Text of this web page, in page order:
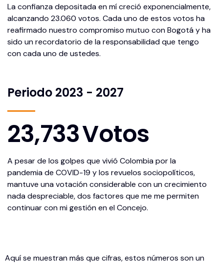
La confianza depositada en mí creció exponencialmente,
alcanzando 23.060 votos. Cada uno de estos votos ha
reafirmado nuestro compromiso mutuo con Bogotá y ha
sido un recordatorio de la responsabilidad que tengo
con cada uno de ustedes.
Periodo 2023 - 2027
23,733Votos
A pesar de los golpes que vivió Colombia por la
pandemia de COVID-19 y los revuelos sociopolíticos,
mantuve una votación considerable con un crecimiento
nada despreciable, dos factores que me me permiten
continuar con mi gestión en el Concejo.
Aquí se muestran más que cifras, estos números son un